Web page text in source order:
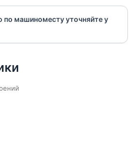
машиноместу уточняйте у